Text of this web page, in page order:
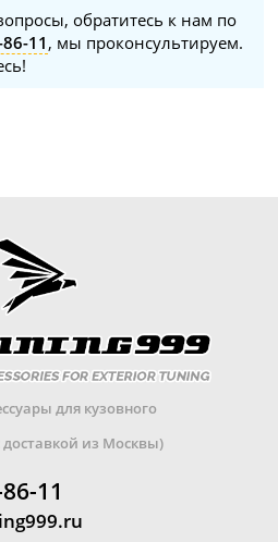
обратитесь к нам по
11 , мы проконсультируем.
для кузовного
доставкой из Москвы)
11